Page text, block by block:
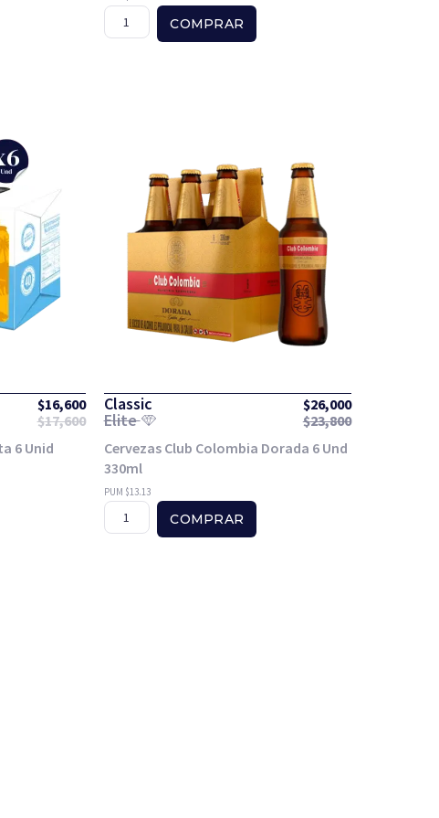
COMPRAR
$16,600
$17,600
6 Unid
Classic $26,000
Elite $23,800
Cervezas Club Colombia Dorada 6 Und
330ml
PUM $13.13
COMPRAR